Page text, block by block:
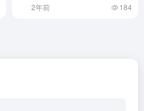
2年前 184